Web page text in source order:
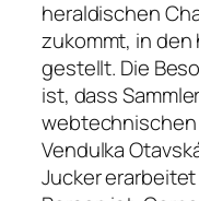
heraldischen
zukommt, in
gestellt. Die
ist, dass
Vendulka
Jucker